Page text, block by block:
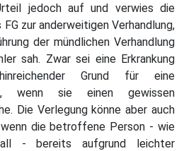
jedoch auf und verwies die
zur anderweitigen Verhandlung,
der mündlichen Verhandlung
sah. Zwar sei eine Erkrankung
Grund für eine
wenn sie einen gewissen
Die Verlegung könne aber auch
die betroffene Person - wie
- bereits aufgrund leichter